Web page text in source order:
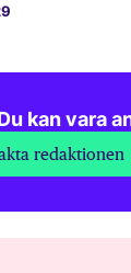
kan vara
redaktionen